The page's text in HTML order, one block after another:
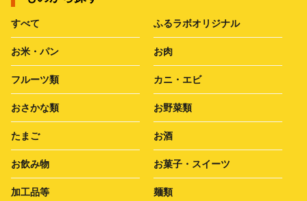
すべて ふるラボオリジナル
お米・パン お肉
フルーツ類 カニ・エビ
おさかな類 お野菜類
たまご お酒
お飲み物 お菓子・スイーツ
加工品等 麺類